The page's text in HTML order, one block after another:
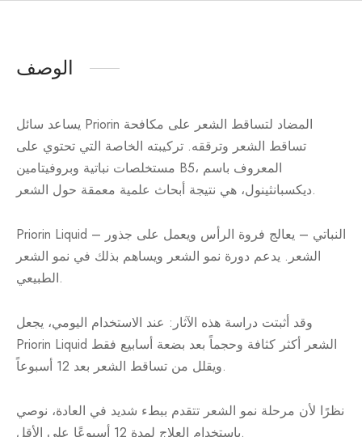
الوصف
يساعد سائل Priorin المضاد لتساقط الشعر على مكافحة
تساقط الشعر وترققه. تركيبته الخاصة التي تحتوي على
مستخلصات نباتية وبروفيتامين B5، المعروف باسم
ديكسبانثينول، هي نتيجة أبحاث علمية معمقة حول الشعر.
Priorin Liquid – النباتي – يعالج فروة الرأس ويعمل على جذور
الشعر. يدعم دورة نمو الشعر ويساهم بذلك في نمو الشعر
الطبيعي.
وقد أثبتت دراسة هذه الآثار: عند الاستخدام اليومي، يجعل
Priorin Liquid الشعر أكثر كثافة وحجماً بعد بضعة أسابيع فقط
ويقلل من تساقط الشعر بعد 12 أسبوعاً.
نظرًا لأن مرحلة نمو الشعر تتقدم ببطء شديد في العادة، نوصي
باستخدام العلاج لمدة 12 أسبوعًا على الأقل.